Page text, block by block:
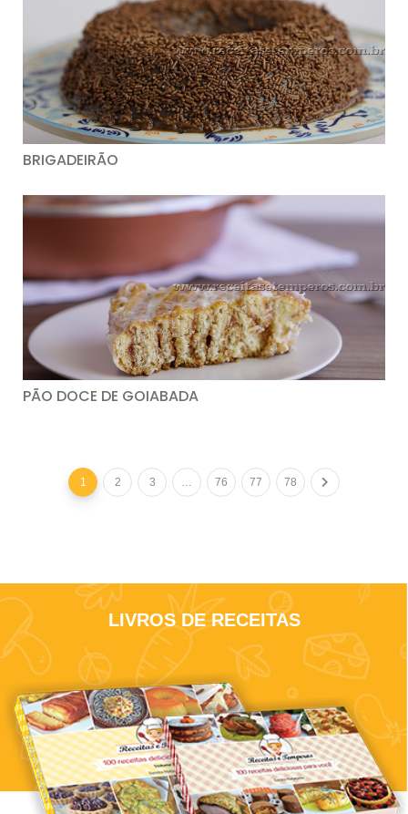
BRIGADEIRÃO
PÃO DOCE DE GOIABADA
1 2 3 76 77 78
LIVROS DE RECEITAS